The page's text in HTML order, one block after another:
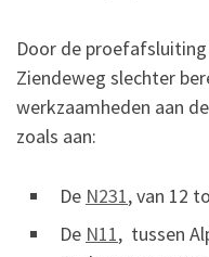
Door de
Ziendeweg slechter
werkzaamheden aan
zoals aan:
De N231, van 12
De N11, tussen